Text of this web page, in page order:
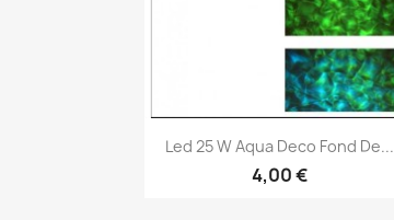
Vorschau
Led 25 W Aqua Deco Fond De...
4,00 €